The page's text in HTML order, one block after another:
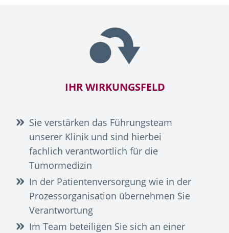
IHR WIRKUNGSFELD
Sie verstärken das Führungsteam
unserer Klinik und sind hierbei
fachlich verantwortlich für die
Tumormedizin
In der Patientenversorgung wie in der
Prozessorganisation übernehmen Sie
Verantwortung
Im Team beteiligen Sie sich an einer